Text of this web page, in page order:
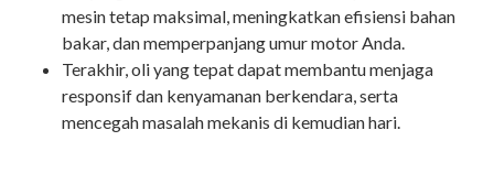
mesin tetap maksimal, meningkatkan efisiensi bahan
bakar, dan memperpanjang umur motor Anda.
Terakhir, oli yang tepat dapat membantu menjaga
responsif dan kenyamanan berkendara, serta
mencegah masalah mekanis di kemudian hari.